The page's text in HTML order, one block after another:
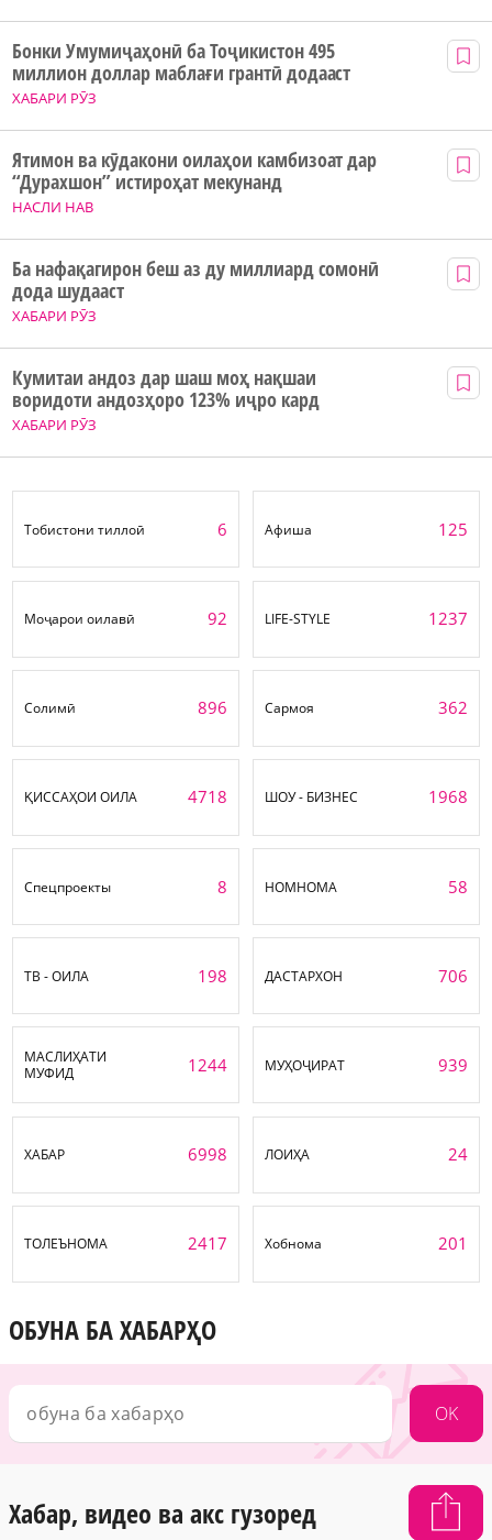
ХАБАРИ РӮЗ
Бонки Умумиҷаҳонӣ ба Тоҷикистон 495
миллион доллар маблағи грантӣ додааст
НАСЛИ НАВ
Ятимон ва кӯдакони оилаҳои камбизоат дар
“Дурахшон” истироҳат мекунанд
ХАБАРИ РӮЗ
Ба нафақагирон беш аз ду миллиард сомонӣ
дода шудааст
ХАБАРИ РӮЗ
Кумитаи андоз дар шаш моҳ нақшаи
воридоти андозҳоро 123% иҷро кард
Тобистони тиллоӣ 6 Афиша 125
Моҷарои оилавӣ 92 LIFE-STYLE 1237
Солимӣ 896 Сармоя 362
ҚИССАҲОИ ОИЛА 4718 ШОУ - БИЗНЕС 1968
Спецпроекты 8 НОМНОМА 58
ТВ - ОИЛА 198 ДАСТАРХОН 706
МАСЛИҲАТИ
МУФИД
1244 МУҲОҶИРАТ 939
ХАБАР 6998 ЛОИҲА 24
ТОЛЕЪНОМА 2417 Хобнома 201
ОБУНА БА ХАБАРҲО
OK
Хабар, видео ва акс гузоред